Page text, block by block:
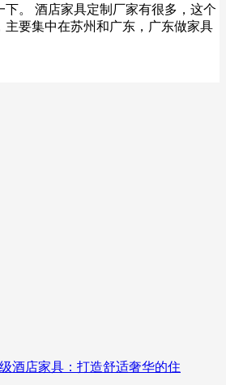
下。 酒店家具定制厂家有很多，这个
主要集中在苏州和广东，广东做家具